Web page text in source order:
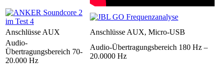
Anschlüsse AUX Anschlüsse AUX, Micro-USB
Audio-
Übertragungsbereich 70-
20.000 Hz
Audio-Übertragungsbereich 180 Hz –
20.0000 Hz